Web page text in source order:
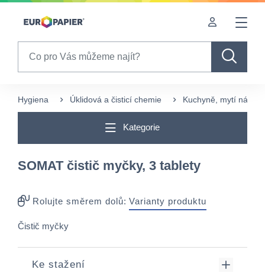
Table Of Content
Hygiena Úklidová a čisticí chemie Kuchyně, mytí nádobí
Kategorie
SOMAT čistič myčky, 3 tablety
Rolujte směrem dolů: Varianty produktu
Čistič myčky
Ke stažení